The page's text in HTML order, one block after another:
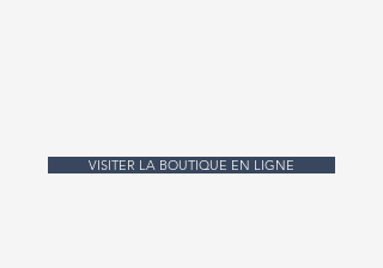
VISITER LA BOUTIQUE EN LIGNE